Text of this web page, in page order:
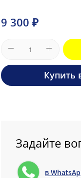
9 300 ₽
Купить
Задайте
в